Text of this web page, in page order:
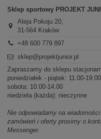
Sklep sportowy PROJEKT
Aleja Pokoju 20,
31-564 Kraków
+48 600 779 897
sklep@projektjunior.pl
Zapraszamy do sklepu
poniedziałek - piątek: 11.00-19.00
sobota: 10.00-14.00
niedziela (każda): nieczynne
Nie odpowiadamy na
zamówień i oferty prosimy o
Messenger.